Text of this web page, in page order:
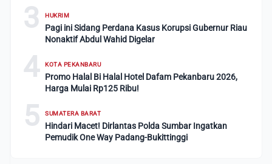
3 HUKRIM
Pagi ini Sidang Perdana Kasus Korupsi Gubernur Riau
Nonaktif Abdul Wahid Digelar
4 KOTA PEKANBARU
Promo Halal Bi Halal Hotel Dafam Pekanbaru 2026,
Harga Mulai Rp125 Ribu!
5 SUMATERA BARAT
Hindari Macet! Dirlantas Polda Sumbar Ingatkan
Pemudik One Way Padang-Bukittinggi